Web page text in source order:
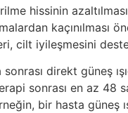
hissinin
cilt iyileşmesini
direkt güneş
sonrası en az 48
bir hasta güneş